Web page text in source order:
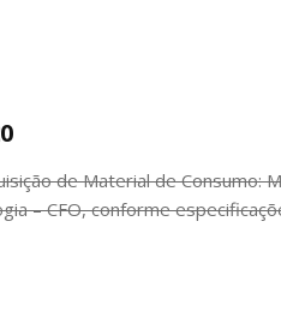
de Material de
– CFO, conforme